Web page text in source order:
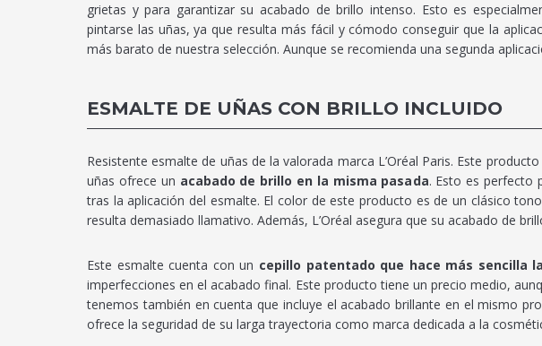
grietas y para garantizar su acabado de brillo intenso. Esto es
pintarse las uñas, ya que resulta más fácil y cómodo conseguir que la
más barato de nuestra selección. Aunque se recomienda una segunda
ESMALTE DE UÑAS CON BRILLO INCLUIDO
Resistente esmalte de uñas de la valorada marca L’Oréal Paris. Este
uñas ofrece un acabado de brillo en la misma pasada. Esto es perfecto
tras la aplicación del esmalte. El color de este producto es de un clásico
resulta demasiado llamativo. Además, L’Oréal asegura que su acabado de
Este esmalte cuenta con un cepillo patentado que hace más sencilla
imperfecciones en el acabado final. Este producto tiene un precio medio,
tenemos también en cuenta que incluye el acabado brillante en el mismo
ofrece la seguridad de su larga trayectoria como marca dedicada a la